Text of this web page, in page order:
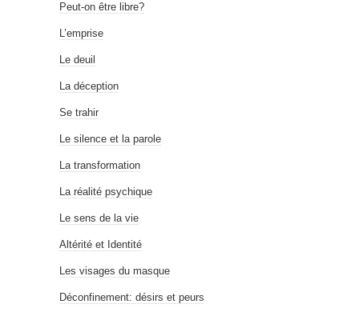
Peut-on être libre?
L’emprise
Le deuil
La déception
Se trahir
Le silence et la parole
La transformation
La réalité psychique
Le sens de la vie
Altérité et Identité
Les visages du masque
Déconfinement: désirs et peurs